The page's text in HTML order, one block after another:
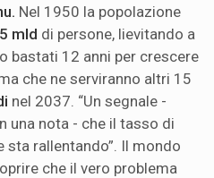
Nel 1950 la popolazione
mld di persone, lievitando a
bastati 12 anni per crescere
che ne serviranno altri 15
nel 2037. “Un segnale -
una nota - che il tasso di
rallentando”. Il mondo
che il vero problema